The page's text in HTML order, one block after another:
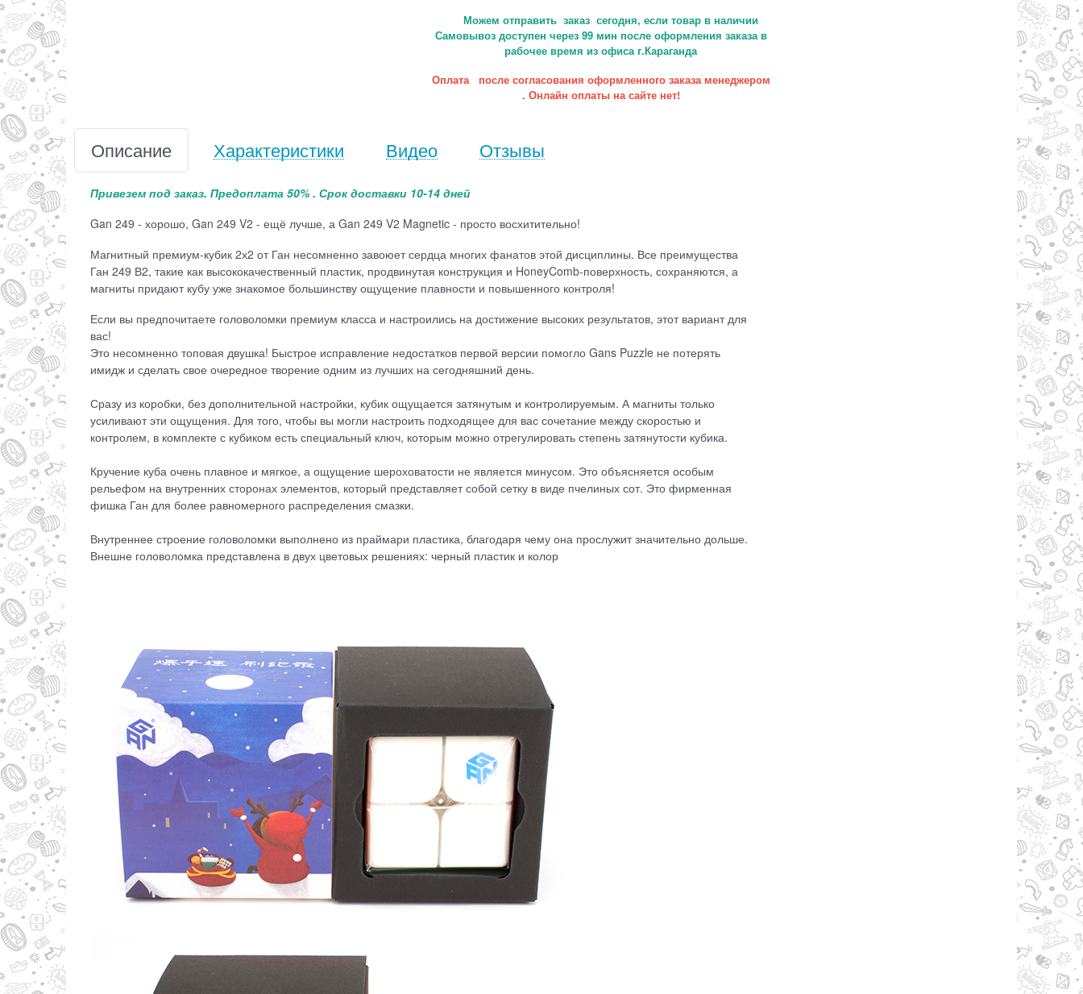
Можем отправить заказ сегодня, если товар в наличии
Самовывоз доступен через 99 мин после оформления заказа в
рабочее время из офиса г.Караганда
Оплата после согласования оформленного заказа менеджером
. Онлайн оплаты на сайте нет!
Описание Характеристики Видео Отзывы
Привезем под заказ. Предоплата 50% . Срок доставки 10-14 дней
Gan 249 - хорошо, Gan 249 V2 - ещё лучше, а Gan 249 V2 Magnetic - просто восхитительно!
Магнитный премиум-кубик 2х2 от Ган несомненно завоюет сердца многих фанатов этой дисциплины. Все преимущества
Ган 249 В2, такие как высококачественный пластик, продвинутая конструкция и HoneyComb-поверхность, сохраняются, а
магниты придают кубу уже знакомое большинству ощущение плавности и повышенного контроля!
Если вы предпочитаете головоломки премиум класса и настроились на достижение высоких результатов, этот вариант для
вас!
Это несомненно топовая двушка! Быстрое исправление недостатков первой версии помогло Gans Puzzle не потерять
имидж и сделать свое очередное творение одним из лучших на сегодняшний день.
Сразу из коробки, без дополнительной настройки, кубик ощущается затянутым и контролируемым. А магниты только
усиливают эти ощущения. Для того, чтобы вы могли настроить подходящее для вас сочетание между скоростью и
контролем, в комплекте с кубиком есть специальный ключ, которым можно отрегулировать степень затянутости кубика.
Кручение куба очень плавное и мягкое, а ощущение шероховатости не является минусом. Это объясняется особым
рельефом на внутренних сторонах элементов, который представляет собой сетку в виде пчелиных сот. Это фирменная
фишка Ган для более равномерного распределения смазки.
Внутреннее строение головоломки выполнено из праймари пластика, благодаря чему она прослужит значительно дольше.
Внешне головоломка представлена в двух цветовых решениях: черный пластик и колор